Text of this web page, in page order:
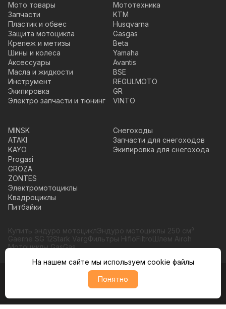
Мото товары
Запчасти
Пластик и обвес
Защита мотоцикла
Крепеж и метизы
Шины и колеса
Аксессуары
Масла и жидкости
Инструмент
Экипировка
Электро запчасти и тюнинг
Мототехника
KTM
Husqvarna
Gasgas
Beta
Yamaha
Avantis
BSE
REGULMOTO
GR
VINTO
MINSK
ATAKI
KAYO
Progasi
GROZA
ZONTES
Электромотоциклы
Квадроциклы
Питбайки
Снегоходы
Запчасти для снегоходов
Экипировка для снегохода
Купить эндуро мотоциклЭндуро мотоциклы 250 см³
Gaerne SG 12Stark VargФильтры HifloFiltroШлем Airoh
Мотоциклы GasGas
© Moto365, Все права защищены
Политика обратботки персональных данных
На нашем сайте мы используем cookie файлы
Понятно